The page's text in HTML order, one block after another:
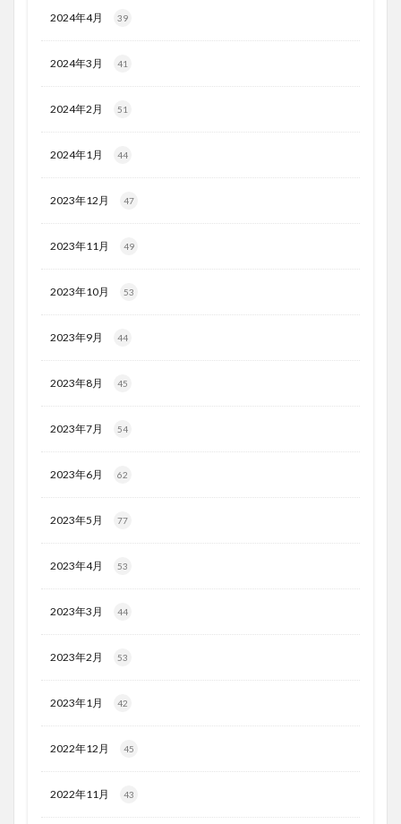
2024年4月 39
2024年3月 41
2024年2月 51
2024年1月 44
2023年12月 47
2023年11月 49
2023年10月 53
2023年9月 44
2023年8月 45
2023年7月 54
2023年6月 62
2023年5月 77
2023年4月 53
2023年3月 44
2023年2月 53
2023年1月 42
2022年12月 45
2022年11月 43